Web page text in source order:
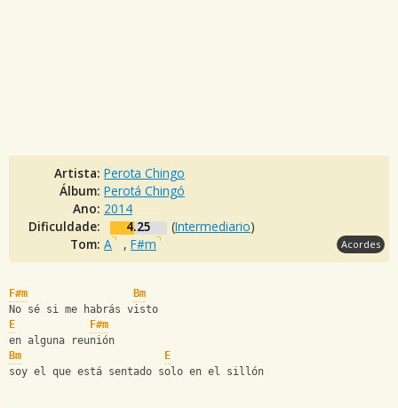
Artista: Perota Chingo
Álbum: Perotá Chingó
Ano: 2014
Dificuldade:
4.25 (Intermediario)
Tom: A , F#m Acordes
F#m
Bm
No sé si me habrás visto
E
F#m
en alguna reunión
Bm
E
soy el que está sentado solo en el sillón